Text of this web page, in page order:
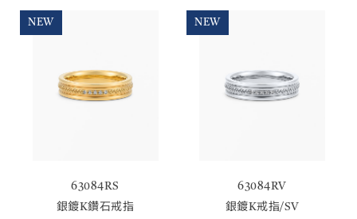
NEW
63084RS
銀鍍K鑽石戒指
NEW
63084RV
銀鍍K戒指/SV